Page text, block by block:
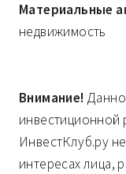
Материальные
недвижимость
Внимание!
инвестиционной
ИнвестКлуб.ру
интересах лица,